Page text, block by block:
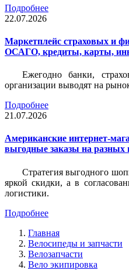
Подробнее
22.07.2026
Маркетплейс страховых и
ОСАГО, кредиты, карты,
Ежегодно банки,
организации выводят на
Подробнее
21.07.2026
Американские интернет-
выгодные заказы на разных
Стратегия выгодного
яркой скидки, а в
логистики.
Подробнее
Главная
Велосипеды и запчасти
Велозапчасти
Вело экипировка